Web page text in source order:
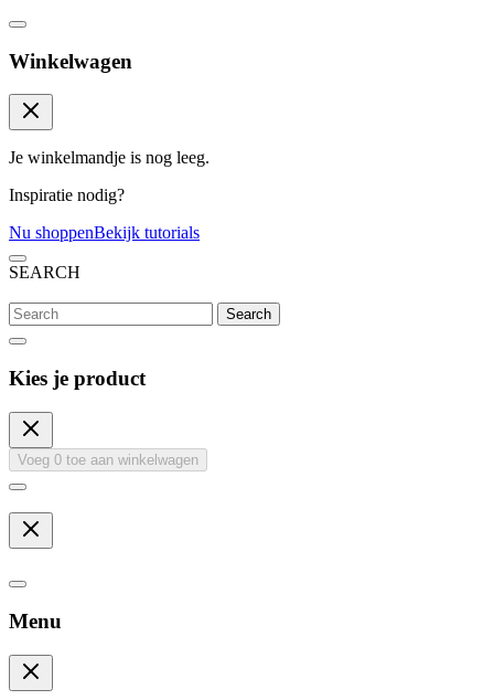
Winkelwagen
Je winkelmandje is nog leeg.
Inspiratie nodig?
Nu shoppenBekijk tutorials
SEARCH
Search
Kies je product
Voeg 0 toe aan winkelwagen
Menu